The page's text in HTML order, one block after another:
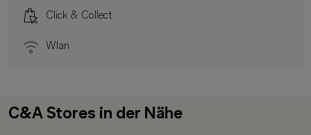
Click & Collect
Wlan
C&A Stores in der Nähe